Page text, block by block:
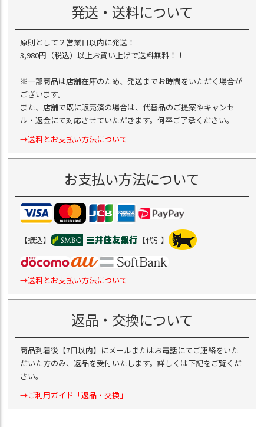
発送・送料について
原則として２営業日以内に発送！
3,980円（税込）以上お買い上げで送料無料！！
※一部商品は店舗在庫のため、発送までお時間をいただく場合が
ございます。
また、店舗で既に販売済の場合は、代替品のご提案やキャンセ
ル・返金にて対応させていただきます。何卒ご了承ください。
→送料とお支払い方法について
お支払い方法について
【振込】 【代引】
→送料とお支払い方法について
返品・交換について
商品到着後【7日以内】にメールまたはお電話にてご連絡をいた
だいた方のみ、返品を受付いたします。詳しくは下記をご覧くだ
さい。
→ご利用ガイド「返品・交換」